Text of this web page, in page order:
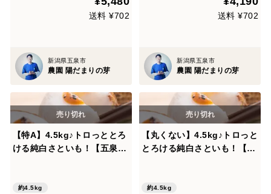
送料 ¥702
新潟県五泉市
農園 陽だまりの芽
送料 ¥702
新潟県五泉市
農園 陽だまりの芽
【特A】4.5kg♪トロっととろ
ける純白さといも！【五泉里
約4.5kg
【丸くない】4.5kg♪トロっと
とろける純白さといも！【五
約4.5kg